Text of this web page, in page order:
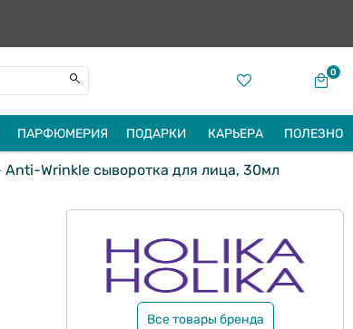
0
ПАРФЮМЕРИЯ ПОДАРКИ КАРЬЕРА ПОЛЕЗНО
Anti-Wrinkle cыворотка для лица, 30мл
Все товары бренда